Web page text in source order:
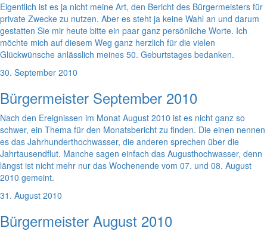
Eigentlich ist es ja nicht meine Art, den Bericht des Bürgermeisters für
private Zwecke zu nutzen. Aber es steht ja keine Wahl an und darum
gestatten Sie mir heute bitte ein paar ganz persönliche Worte. Ich
möchte mich auf diesem Weg ganz herzlich für die vielen
Glückwünsche anlässlich meines 50. Geburtstages bedanken.
30. September 2010
Bürgermeister September 2010
Nach den Ereignissen im Monat August 2010 ist es nicht ganz so
schwer, ein Thema für den Monatsbericht zu finden. Die einen nennen
es das Jahrhunderthochwasser, die anderen sprechen über die
Jahrtausendflut. Manche sagen einfach das Augusthochwasser, denn
längst ist nicht mehr nur das Wochenende vom 07. und 08. August
2010 gemeint.
31. August 2010
Bürgermeister August 2010